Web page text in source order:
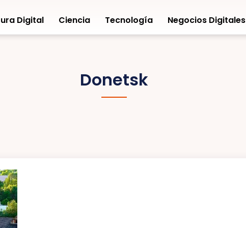
Digital Ciencia Tecnología Negocios Digitales
Donetsk